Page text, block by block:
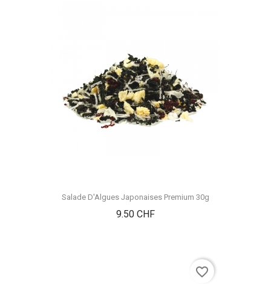
Salade D'Algues Japonaises Premium 30g
9.50 CHFPrix
favorite_border